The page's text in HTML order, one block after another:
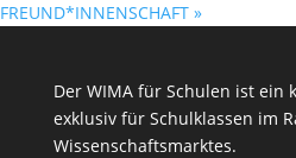
FREUND*INNENSCHAFT »
Der WIMA für Schulen ist ein
exklusiv für Schulklassen im
Wissenschaftsmarktes.